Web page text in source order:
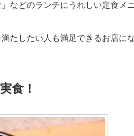
などのランチにうれしい定食メ
たしたい人も満足できるお店に
食！